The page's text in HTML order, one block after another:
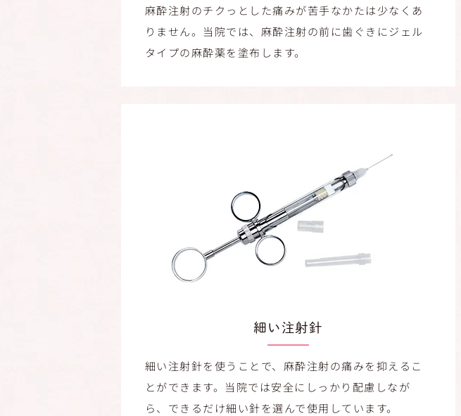
麻酔注射のチクっとした痛みが苦手なかたは少なくあ
りません。当院では、麻酔注射の前に歯ぐきにジェル
タイプの麻酔薬を塗布します。
細い注射針
細い注射針を使うことで、麻酔注射の痛みを抑えるこ
とができます。当院では安全にしっかり配慮しなが
ら、できるだけ細い針を選んで使用しています。